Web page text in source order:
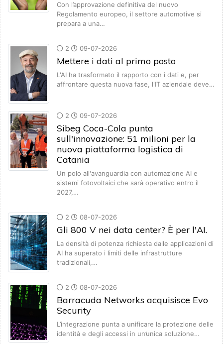
Con l’approvazione definitiva del nuovo
Regolamento europeo, il settore automotive si
prepara a una…
2 09-07-2026
Mettere i dati al primo posto
L'AI ha trasformato il rapporto con i dati e, per
affrontare questa nuova fase, l'IT aziendale deve…
2 09-07-2026
Sibeg Coca-Cola punta
sull'innovazione: 51 milioni per la
nuova piattaforma logistica di
Catania
Un polo all'avanguardia con automazione AI e
sistemi fotovoltaici che sarà operativo entro il
2027,…
2 08-07-2026
Gli 800 V nei data center? È per l'AI.
La densità di potenza richiesta dalle applicazioni di
AI ha superato i limiti delle infrastrutture
tradizionali,…
2 08-07-2026
Barracuda Networks acquisisce Evo
Security
L’integrazione punta a unificare la protezione delle
identità e degli accessi in un’unica soluzione…